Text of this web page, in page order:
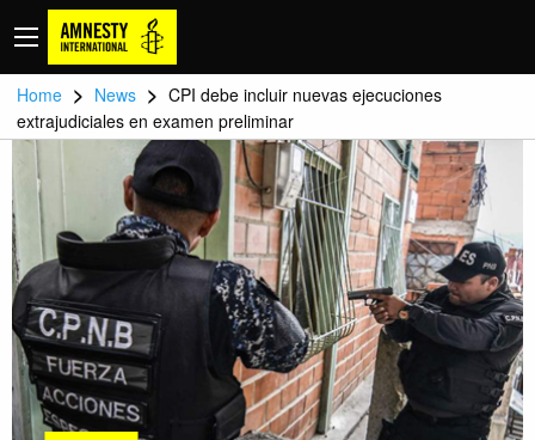
Home > News > CPI debe incluir nuevas ejecuciones
extrajudiciales en examen preliminar